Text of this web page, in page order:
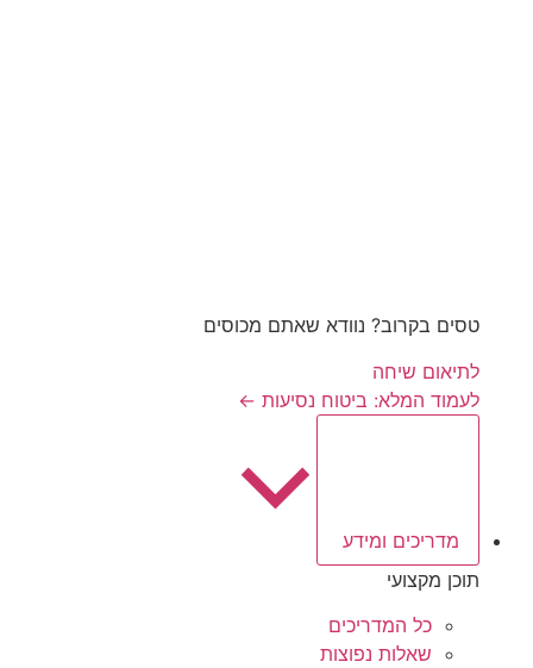
טסים בקרוב? נוודא שאתם מכוסים
לתיאום שיחה
לעמוד המלא: ביטוח נסיעות ←
מדריכים ומידע
תוכן מקצועי
כל המדריכים
שאלות נפוצות